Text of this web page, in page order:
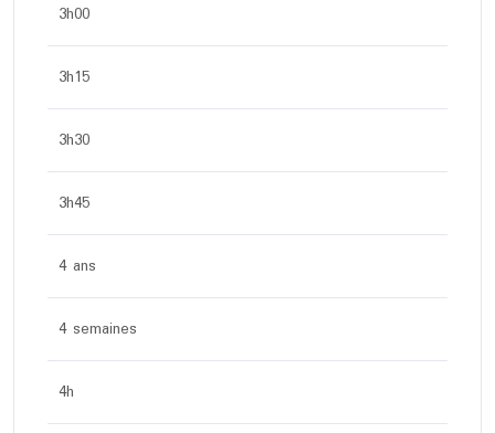
3h00
3h15
3h30
3h45
4 ans
4 semaines
4h